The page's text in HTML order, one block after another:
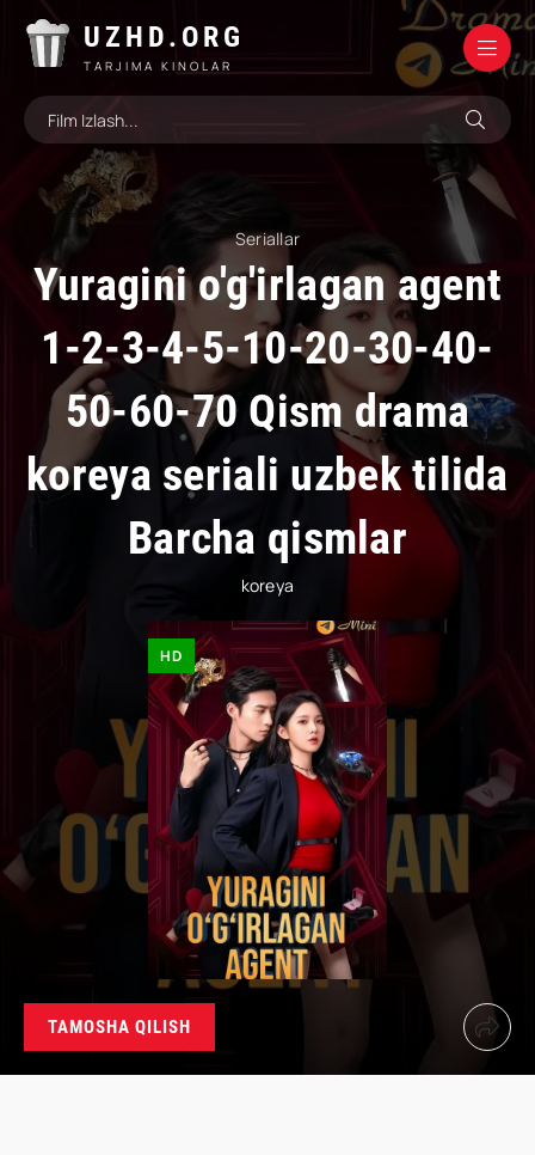
UZHD.ORG
TARJIMA KINOLAR
Seriallar
Yuragini o'g'irlagan agent
1-2-3-4-5-10-20-30-40-
50-60-70 Qism drama
koreya seriali uzbek tilida
Barcha qismlar
koreya
HD
TAMOSHA QILISH